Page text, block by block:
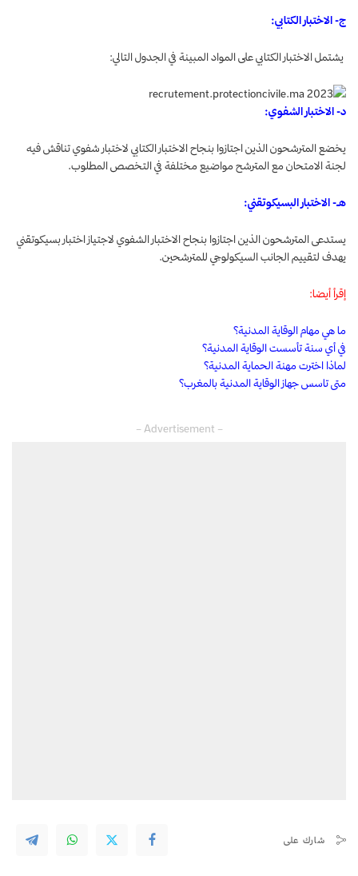
ج- الاختبار الكتابي:
يشتمل الاختبار الكتابي على المواد المبينة في الجدول التالي:
د- الاختبار الشفوي:
يخضع المترشحون الذين اجتازوا بنجاح الاختبار الكتابي لاختبار شفوي تناقش فيه
لجنة الامتحان مع المترشح مواضيع مختلفة في التخصص المطلوب.
هـ- الاختبار البسيكوتقني:
يستدعى المترشحون الذين اجتازوا بنجاح الاختبار الشفوي لاجتياز اختبار بسيكوتقني
يهدف لتقييم الجانب السيكولوجي للمترشحين.
إقرأ أيضا:
ما هي مهام الوقاية المدنية؟
في أي سنة تأسست الوقاية المدنية؟
لماذا اخترت مهنة الحماية المدنية؟
متى تاسس جهاز الوقاية المدنية بالمغرب؟
– Advertisement –
شارك على